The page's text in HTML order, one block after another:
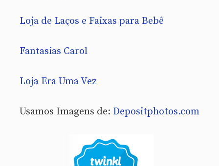
Loja de Laços e Faixas para Bebê
Fantasias Carol
Loja Era Uma Vez
Usamos Imagens de: Depositphotos.com